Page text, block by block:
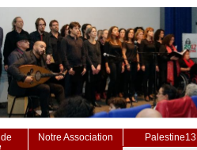
Notre Association
Palestine13